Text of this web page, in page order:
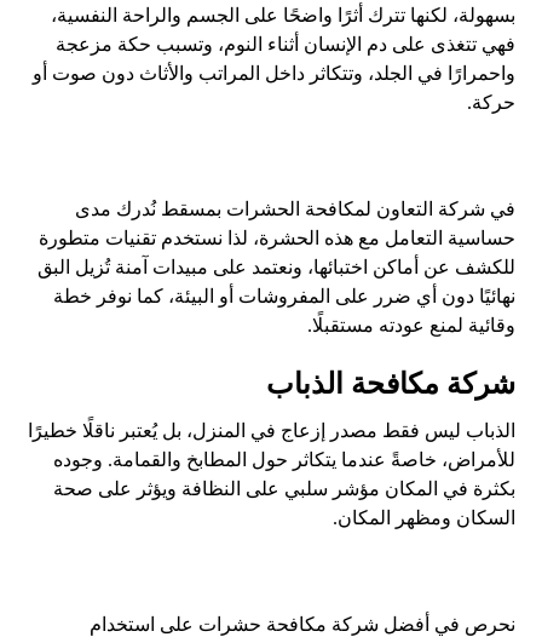
بسهولة، لكنها تترك أثرًا واضحًا على الجسم والراحة النفسية،
فهي تتغذى على دم الإنسان أثناء النوم، وتسبب حكة مزعجة
واحمرارًا في الجلد، وتتكاثر داخل المراتب والأثاث دون صوت أو
حركة.
في شركة التعاون لمكافحة الحشرات بمسقط نُدرك مدى
حساسية التعامل مع هذه الحشرة، لذا نستخدم تقنيات متطورة
للكشف عن أماكن اختبائها، ونعتمد على مبيدات آمنة تُزيل البق
نهائيًا دون أي ضرر على المفروشات أو البيئة، كما نوفر خطة
وقائية لمنع عودته مستقبلًا.
شركة مكافحة الذباب
الذباب ليس فقط مصدر إزعاج في المنزل، بل يُعتبر ناقلًا خطيرًا
للأمراض، خاصةً عندما يتكاثر حول المطابخ والقمامة. وجوده
بكثرة في المكان مؤشر سلبي على النظافة ويؤثر على صحة
السكان ومظهر المكان.
نحرص في أفضل شركة مكافحة حشرات على استخدام